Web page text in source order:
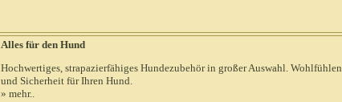
Alles für den Hund
Hochwertiges, strapazierfähiges Hundezubehör in großer Auswahl. Wohlfühlen
und Sicherheit für Ihren Hund.
» mehr..